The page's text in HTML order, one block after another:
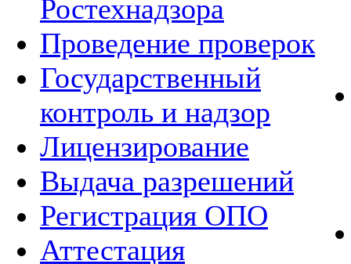
Ростехнадзора
Проведение проверок
Государственный
контроль и надзор
Лицензирование
Выдача разрешений
Регистрация ОПО
Аттестация